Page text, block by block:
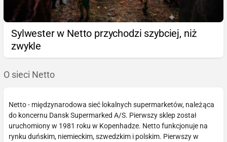
Sylwester w Netto przychodzi szybciej, niż
zwykle
O sieci Netto
Netto - międzynarodowa sieć lokalnych supermarketów, należąca
do koncernu Dansk Supermarked A/S. Pierwszy sklep został
uruchomiony w 1981 roku w Kopenhadze. Netto funkcjonuje na
rynku duńskim, niemieckim, szwedzkim i polskim. Pierwszy w